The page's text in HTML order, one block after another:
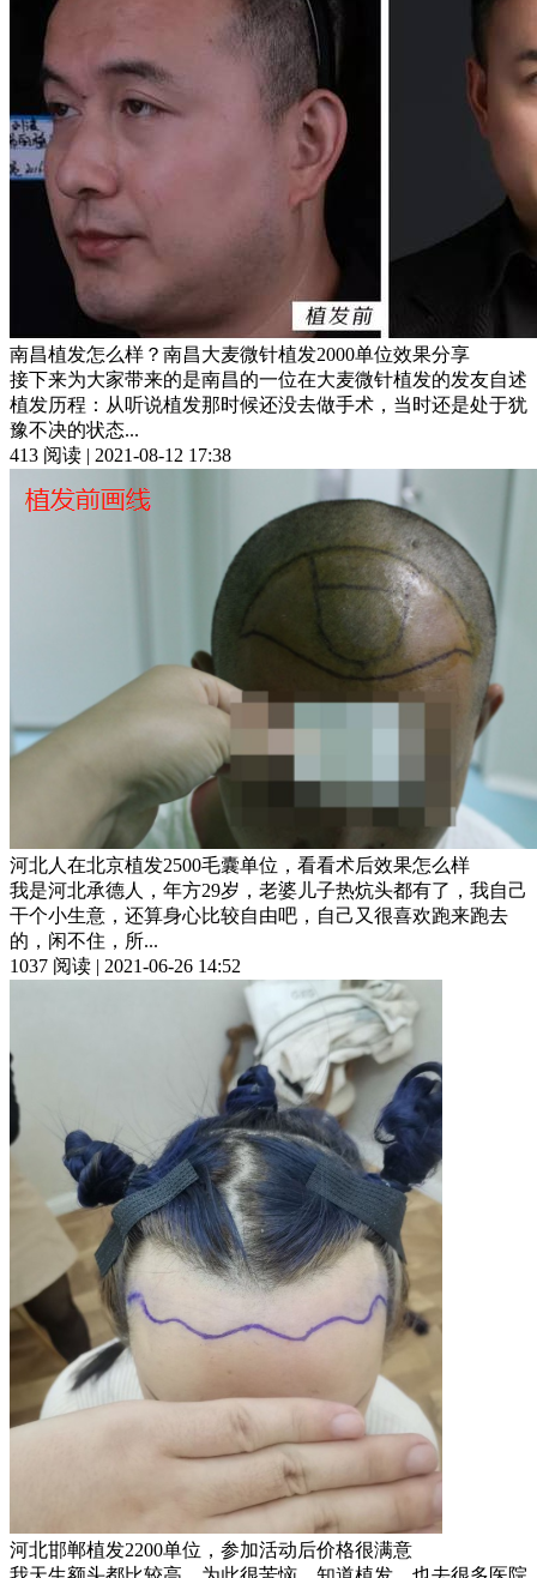
南昌植发怎么样？南昌大麦微针植发2000单位效果分享
接下来为大家带来的是南昌的一位在大麦微针植发的发友自述
植发历程：从听说植发那时候还没去做手术，当时还是处于犹
豫不决的状态...
413 阅读 | 2021-08-12 17:38
河北人在北京植发2500毛囊单位，看看术后效果怎么样
我是河北承德人，年方29岁，老婆儿子热炕头都有了，我自己
干个小生意，还算身心比较自由吧，自己又很喜欢跑来跑去
的，闲不住，所...
1037 阅读 | 2021-06-26 14:52
河北邯郸植发2200单位，参加活动后价格很满意